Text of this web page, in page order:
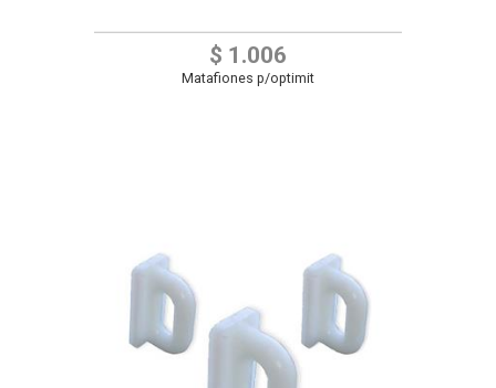
$ 1.006
Matafiones p/optimit